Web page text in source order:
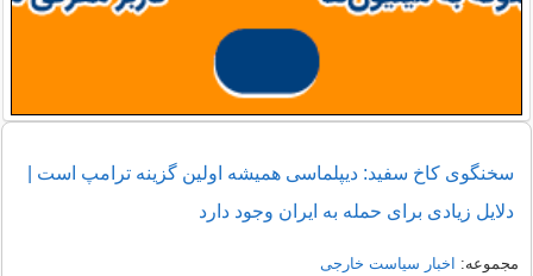
سخنگوی کاخ سفید: دیپلماسی همیشه اولین گزینه ترامپ است |
دلایل زیادی برای حمله به ایران وجود دارد
مجموعه: اخبار سیاست خارجی